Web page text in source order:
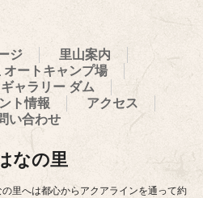
ジ
里山案内
オートキャンプ場
ャラリー ダム
ト情報
アクセス
い合わせ
なの里
里へは都心からアクアラインを通って約